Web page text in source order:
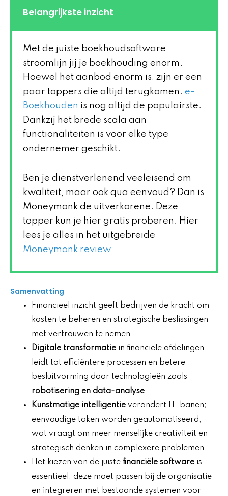
Belangrijkste inzicht
Met de juiste boekhoudsoftware
stroomlijn jij je boekhouding enorm.
Hoewel het aanbod enorm is, zijn er een
paar toppers die altijd terugkomen. e-
Boekhouden is nog altijd de populairste.
Dankzij het brede scala aan
functionaliteiten is voor elke type
ondernemer geschikt.
Ben je dienstverlenend veeleisend om
kwaliteit, maar ook qua eenvoud? Dan is
Moneymonk de uitverkorene. Deze
topper kun je hier gratis proberen. Hier
lees je alles in het uitgebreide
Moneymonk review
Samenvatting
Financieel inzicht geeft bedrijven de kracht om
kosten te beheren en strategische beslissingen
met vertrouwen te nemen.
Digitale transformatie in financiële afdelingen
leidt tot efficiëntere processen en betere
besluitvorming door technologieën zoals
robotisering en data-analyse.
Kunstmatige intelligentie verandert IT-banen;
eenvoudige taken worden geautomatiseerd,
wat vraagt om meer menselijke creativiteit en
strategisch denken in complexere problemen.
Het kiezen van de juiste financiële software is
essentieel; deze moet passen bij de organisatie
en integreren met bestaande systemen voor